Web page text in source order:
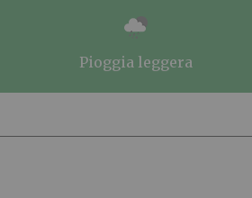
pioggia leggera